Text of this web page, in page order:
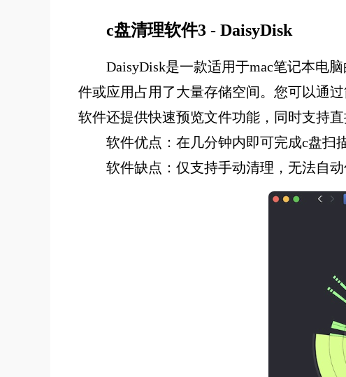
c盘清理软件3 - DaisyDisk
DaisyDisk是一款适用于mac笔记本电
件或应用占用了大量存储空间。您可以通
软件还提供快速预览文件功能，同时支持
软件优点：在几分钟内即可完成c盘扫
软件缺点：仅支持手动清理，无法自